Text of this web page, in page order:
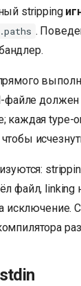
stripping
.
файле
каждая type-
чтобы
файл, linking
исключение.